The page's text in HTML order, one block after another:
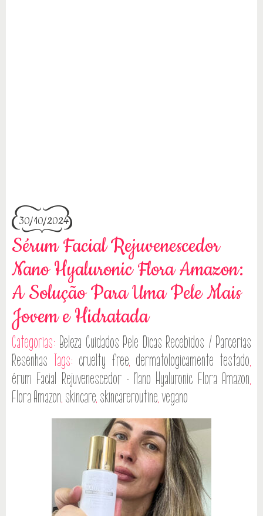
30/10/2024
Sérum Facial Rejuvenescedor
Nano Hyaluronic Flora Amazon:
A Solução Para Uma Pele Mais
Jovem e Hidratada
Categorias: Beleza Cuidados Pele Dicas Recebidos / Parcerias
Resenhas Tags: cruelty free, dermatologicamente testado,
érum Facial Rejuvenescedor - Nano Hyaluronic Flora Amazon,
Flora Amazon, skincare, skincareroutine,vegano